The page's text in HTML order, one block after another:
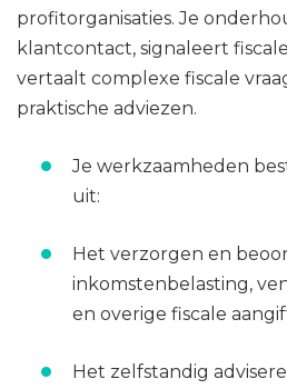
profitorganisaties. Je
klantcontact, signaleert fiscale
vertaalt complexe fiscale
praktische adviezen.
Je werkzaamheden
uit:
Het verzorgen en
inkomstenbelasting,
en overige fiscale
Het zelfstandig